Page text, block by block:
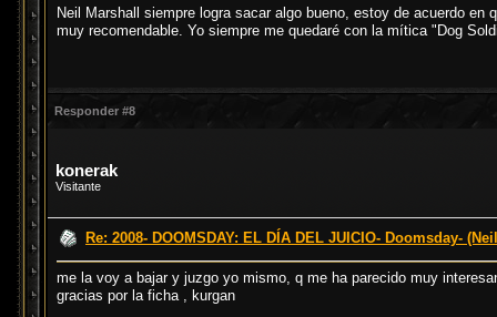
Neil Marshall siempre logra sacar algo bueno, estoy de acuerdo
muy recomendable. Yo siempre me quedaré con la mítica "Dog
Responder #8
konerak
Visitante
Re: 2008- DOOMSDAY: EL DÍA DEL JUICIO- Doomsday-
me la voy a bajar y juzgo yo mismo, q me ha parecido muy
gracias por la ficha , kurgan